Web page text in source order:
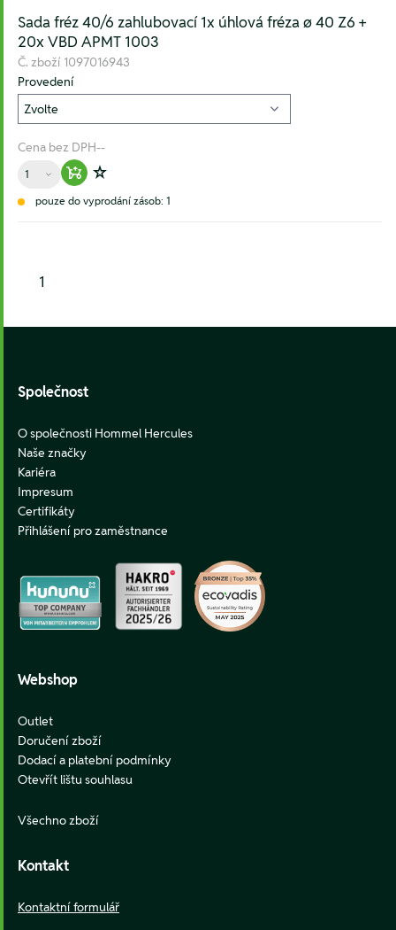
Sada fréz 40/6 zahlubovací 1x úhlová fréza ø 40 Z6 +
20x VBD APMT 1003
Č. zboží 1097016943
Provedení
Cena bez DPH--
Množství
Warenkorb hinzufügen
Zur Wunschliste hinzufügen
pouze do vyprodání zásob: 1
1
Footer
Společnost
O společnosti Hommel Hercules
Naše značky
Kariéra
Impresum
Certifikáty
Přihlášení pro zaměstnance
Webshop
Outlet
Doručení zboží
Dodací a platební podmínky
Otevřít lištu souhlasu
Všechno zboží
Kontakt
Kontaktní formulář